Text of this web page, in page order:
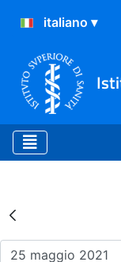
Risultati